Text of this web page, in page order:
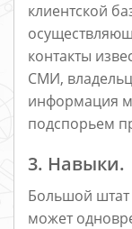
клиентской
контакты
СМИ,
информация
подспорьем
3. Навыки.
Большой штат
может